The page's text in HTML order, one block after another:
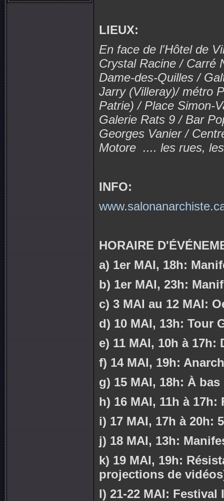
LIEUX:
En face de l'Hôtel de
Crystal Racine / Carré
Dame-des-Quilles /
Jarry (Villeray)/ métro
Patrie) / Place Simon-
Galerie Rats 9 / Bar
Georges Vanier /
Motore .... les rues,
INFO:
HORAIRE
a) 1er MAI, 18h:
b) 1er MAI, 23h:
c) 3 MAI au 12 MAI:
d) 10 MAI, 13h: Tour
e) 11 MAI, 10h à
f) 14 MAI, 19h:
g) 15 MAI, 18h: À
h) 16 MAI, 11h à
i) 17 MAI, 17h à 20h:
j) 18 MAI, 13h:
k) 19 MAI, 19h:
projections de
l) 21-22 MAI: